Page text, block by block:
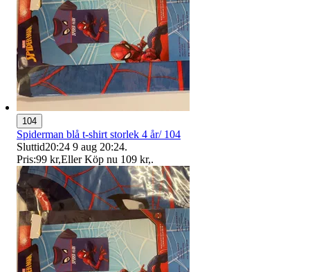
104
Spiderman blå t-shirt storlek 4 år/ 104
Sluttid20:24 9 aug 20:24.
Pris:99 kr,Eller Köp nu 109 kr,.